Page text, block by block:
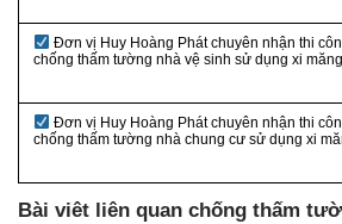
Đơn vị Huy Hoàng Phát chuyên nhận thi
chống thấm tường nhà vệ sinh sử dụng xi măng
Đơn vị Huy Hoàng Phát chuyên nhận thi
chống thấm tường nhà chung cư sử dụng xi
Bài viêt liên quan chống thấm